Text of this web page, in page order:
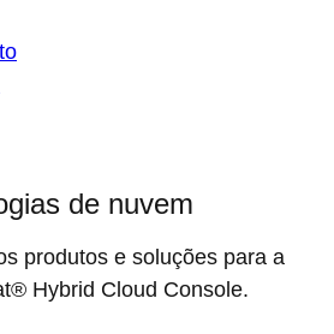
de nuvem
produtos e soluções para a
Hybrid Cloud Console.